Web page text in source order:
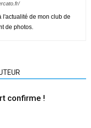
l'actualité de mon club de
de photos.
confirme !